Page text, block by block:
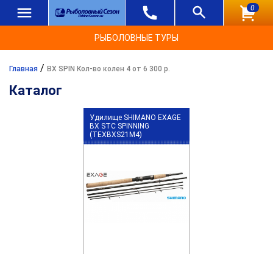
0
РЫБОЛОВНЫЕ ТУРЫ
Главная / BX SPIN Кол-во колен 4 от 6 300 р.
Каталог
Удилище SHIMANO EXAGE
BX STC SPINNING
(TEXBXS21M4)